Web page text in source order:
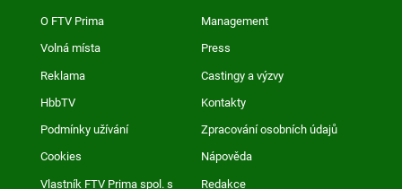
O FTV Prima Management
Volná místa Press
Reklama Castingy a výzvy
HbbTV Kontakty
Podmínky užívání Zpracování osobních údajů
Cookies Nápověda
Vlastník FTV Prima spol. s Redakce